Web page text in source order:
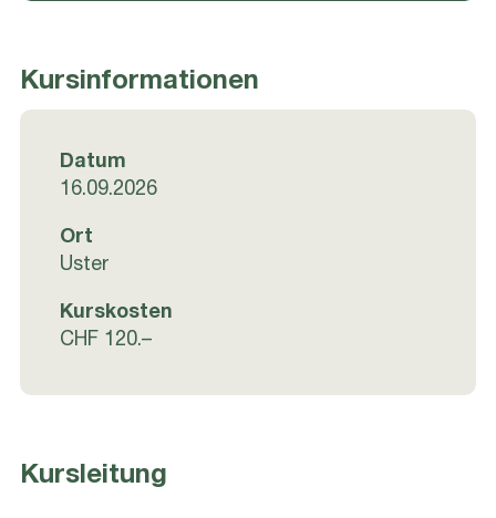
Kursinformationen
Datum
16.09.2026
Ort
Uster
Kurskosten
CHF 120.–
Kursleitung